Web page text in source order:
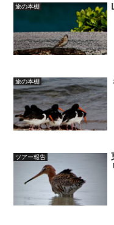
旅の本棚
旅の本棚
ツアー報告